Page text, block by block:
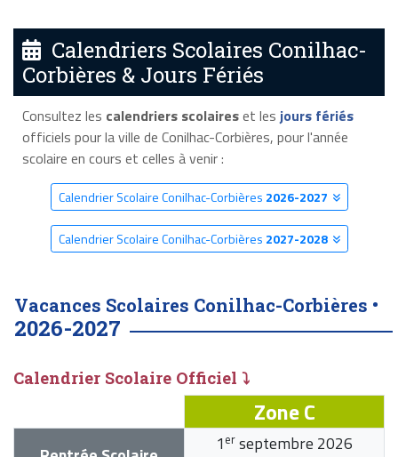
Calendriers Scolaires Conilhac-
Corbières & Jours Fériés
Consultez les calendriers scolaireset les jours fériés
officiels pour la ville de Conilhac-Corbières, pour l'année
scolaire en cours et celles à venir :
Calendrier Scolaire Conilhac-Corbières 2026-2027
Calendrier Scolaire Conilhac-Corbières 2027-2028
Vacances Scolaires Conilhac-Corbières •
2026-2027
Calendrier Scolaire Officiel ⤵
Zone C
1 er septembre 2026